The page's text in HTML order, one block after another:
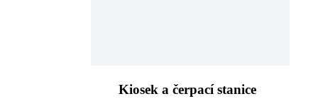
Kiosek a čerpací stanice